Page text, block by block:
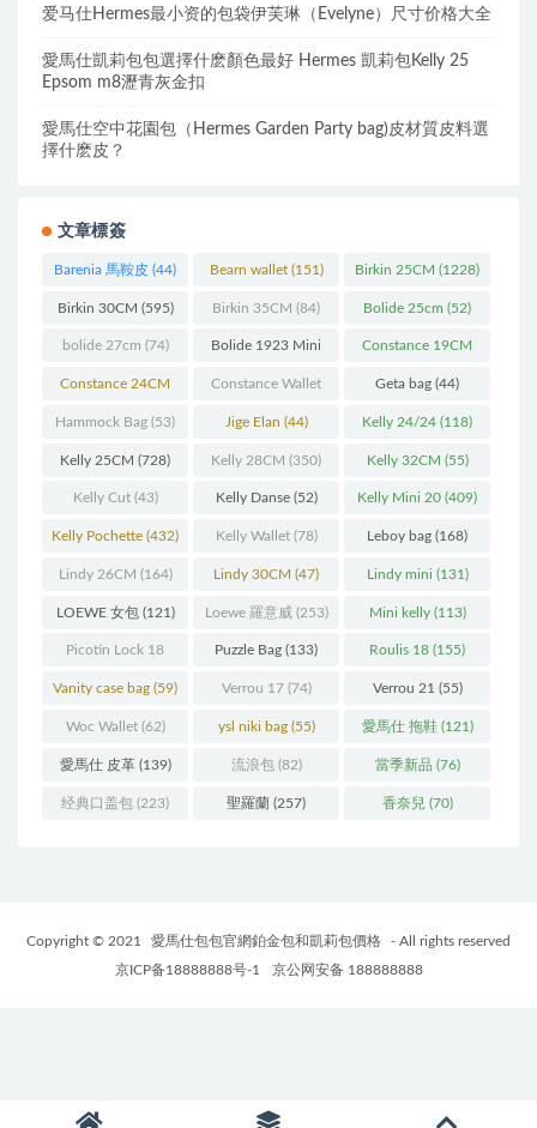
爱马仕Hermes最小资的包袋伊芙琳（Evelyne）尺寸价格大全
愛馬仕凱莉包包選擇什麽顏色最好 Hermes 凱莉包Kelly 25
Epsom m8瀝青灰金扣
愛馬仕空中花園包（Hermes Garden Party bag)皮材質皮料選
擇什麽皮？
文章標簽
Barenia 馬鞍皮 (44) Bearn wallet(151) Birkin 25CM (1228)
Birkin 30CM (595) Birkin 35CM (84) Bolide 25cm (52)
bolide 27cm (74) Bolide 1923 Mini
(93)
Constance 19CM
(571)
Constance 24CM
(216)
Constance Wallet
(60)
Geta bag (44)
Hammock Bag (53) Jige Elan (44) Kelly 24/24 (118)
Kelly 25CM (728) Kelly 28CM (350) Kelly 32CM (55)
Kelly Cut(43) Kelly Danse(52) Kelly Mini 20 (409)
Kelly Pochette (432) Kelly Wallet(78) Leboy bag (168)
Lindy 26CM (164) Lindy 30CM (47) Lindy mini (131)
LOEWE 女包(121) Loewe 羅意威(253) Mini kelly(113)
Picotin Lock 18
(202)
Puzzle Bag (133) Roulis 18 (155)
Vanity case bag (59) Verrou 17(74) Verrou 21 (55)
Woc Wallet(62) ysl niki bag(55) 愛馬仕 拖鞋(121)
愛馬仕 皮革(139) 流浪包(82) 當季新品 (76)
经典口盖包 (223) 聖羅蘭 (257) 香奈兒 (70)
Copyright © 2021 愛馬仕包包官網鉑金包和凱莉包價格
- All rights reserved
京ICP备18888888号-1
京公网安备 188888888